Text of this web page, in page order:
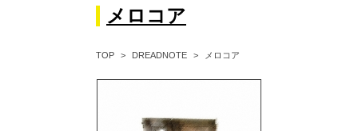
メロコア
TOP DREADNOTE メロコア